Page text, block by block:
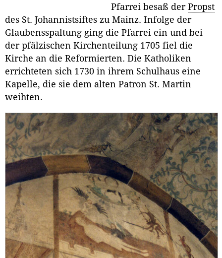
Pfarrei besaß der Propst
des St. Johannistsiftes zu Mainz. Infolge der
Glaubensspaltung ging die Pfarrei ein und bei
der pfälzischen Kirchenteilung 1705 fiel die
Kirche an die Reformierten. Die Katholiken
errichteten sich 1730 in ihrem Schulhaus eine
Kapelle, die sie dem alten Patron St. Martin
weihten.